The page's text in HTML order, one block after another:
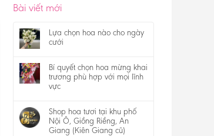
Bài viết mới
Lựa chọn hoa nào cho ngày
cưới
Bí quyết chọn hoa mừng khai
trương phù hợp với mọi lĩnh
vực
Shop hoa tươi tại khu phố
Nội Ô, Giồng Riềng, An
Giang (Kiên Giang cũ)